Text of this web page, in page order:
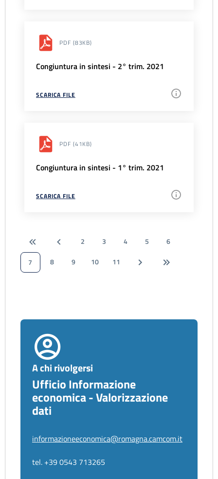
PDF (83KB)
Congiuntura in sintesi - 2° trim. 2021
SCARICA FILE
PDF (41KB)
Congiuntura in sintesi - 1° trim. 2021
SCARICA FILE
2 3 4 5
6
7
8 9 10 11
A chi rivolgersi
Ufficio Informazione
economica - Valorizzazione
dati
informazioneeconomica@romagna.camcom.it
tel. +39 0543 713265